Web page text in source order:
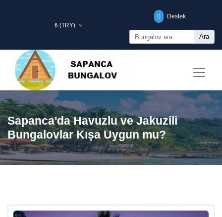
₺ (TRY)
Destek
Ara
Sapanca'da Havuzlu ve Jakuzili
Bungalovlar Kışa Uygun mu?